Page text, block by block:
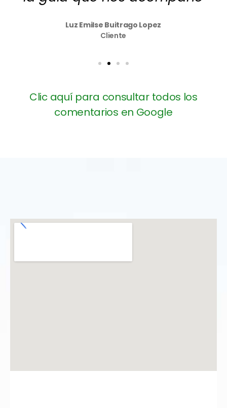
Luz Emilse Buitrago Lopez
Cliente
Clic aquí para consultar todos los
comentarios en Google